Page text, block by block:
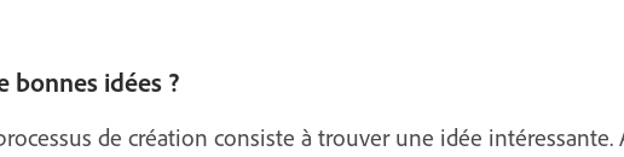
idées ?
de création consiste à trouver une idée intéressante.